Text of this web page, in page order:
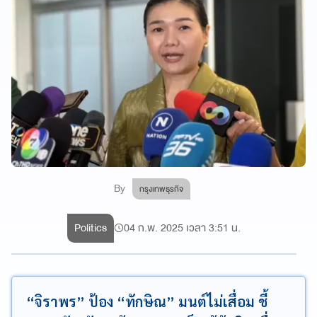
By กรุงเทพธุรกิจ
Politics 04 ก.พ. 2025 เวลา 3:51 น.
“จิราพร” ป้อง “ทักษิณ” มนต์ไม่เสื่อม ชี้